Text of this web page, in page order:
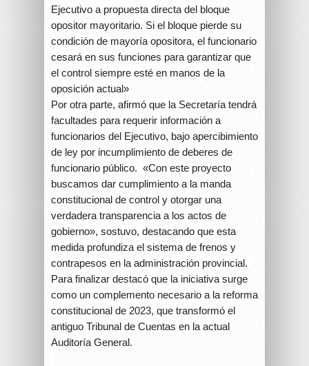
Ejecutivo a propuesta directa del bloque
opositor mayoritario. Si el bloque pierde su
condición de mayoría opositora, el funcionario
cesará en sus funciones para garantizar que
el control siempre esté en manos de la
oposición actual»
Por otra parte, afirmó que la Secretaría tendrá
facultades para requerir información a
funcionarios del Ejecutivo, bajo apercibimiento
de ley por incumplimiento de deberes de
funcionario público. «Con este proyecto
buscamos dar cumplimiento a la manda
constitucional de control y otorgar una
verdadera transparencia a los actos de
gobierno», sostuvo, destacando que esta
medida profundiza el sistema de frenos y
contrapesos en la administración provincial.
Para finalizar destacó que la iniciativa surge
como un complemento necesario a la reforma
constitucional de 2023, que transformó el
antiguo Tribunal de Cuentas en la actual
Auditoría General.